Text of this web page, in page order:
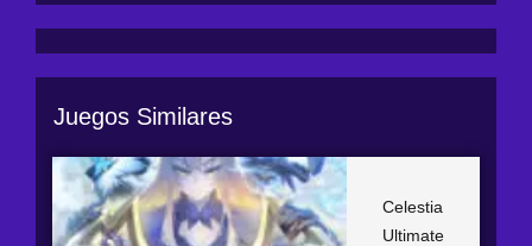
Juegos Similares
Celestia
Ultimate